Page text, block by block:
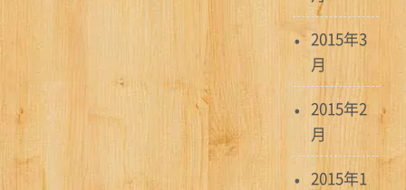
2015年3
月
2015年2
月
2015年1